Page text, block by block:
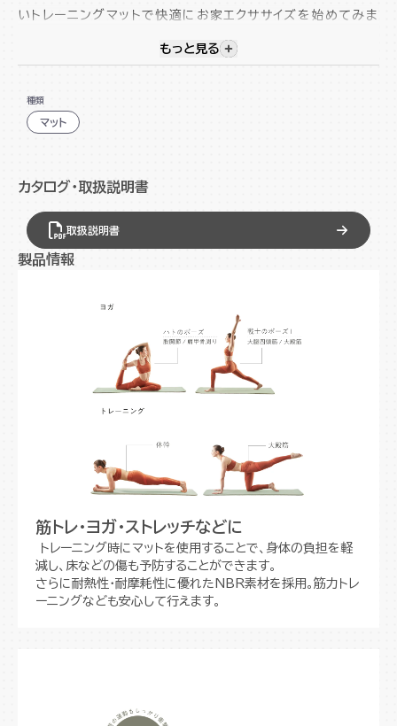
いトレーニングマットで快適にお家エクササイズを始めてみま
筋トレ・ヨガ・ストレッチなどに
十分な厚みで膝などの関節を保護
お手入れ簡単、水洗いも可能
※こちらは販売ルートが限定された商品となります。
視覚的に非表示のコンテンツを
もっと見る
種類
マット
カタログ・取扱説明書
取扱説明書
製品情報
筋トレ・ヨガ・ストレッチなどに
トレーニング時にマットを使用することで、身体の負担を軽
減し、床などの傷も予防することができます。
さらに耐熱性・耐摩耗性に優れたNBR素材を採用。筋力トレ
ーニングなども安心して行えます。